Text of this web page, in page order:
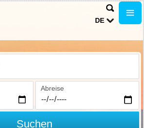
DE
Abreise
Suchen